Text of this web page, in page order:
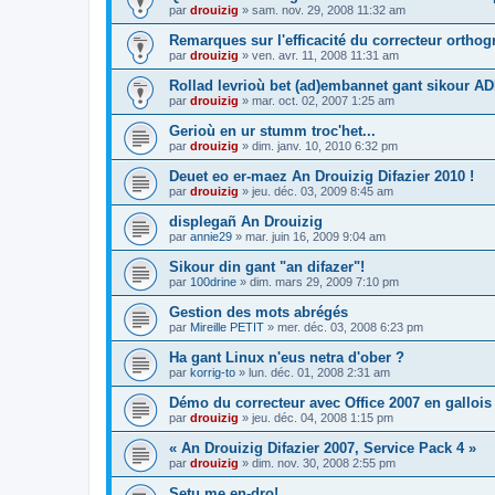
par drouizig » sam. nov. 29, 2008 11:32 am
Remarques sur l'efficacité du correcteur
par drouizig » ven. avr. 11, 2008 11:31 am
Rollad levrioù bet (ad)embannet gant sikour
par drouizig » mar. oct. 02, 2007 1:25 am
Gerioù en ur stumm troc'het...
par drouizig » dim. janv. 10, 2010 6:32 pm
Deuet eo er-maez An Drouizig Difazier 2010 !
par drouizig » jeu. déc. 03, 2009 8:45 am
displegañ An Drouizig
par annie29 » mar. juin 16, 2009 9:04 am
Sikour din gant "an difazer"!
par 100drine » dim. mars 29, 2009 7:10 pm
Gestion des mots abrégés
par Mireille PETIT » mer. déc. 03, 2008 6:23 pm
Ha gant Linux n'eus netra d'ober ?
par korrig-to » lun. déc. 01, 2008 2:31 am
Démo du correcteur avec Office 2007 en gallois
par drouizig » jeu. déc. 04, 2008 1:15 pm
« An Drouizig Difazier 2007, Service Pack 4 »
par drouizig » dim. nov. 30, 2008 2:55 pm